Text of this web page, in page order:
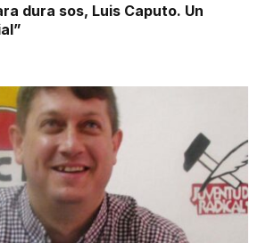
dura sos, Luis Caputo. Un